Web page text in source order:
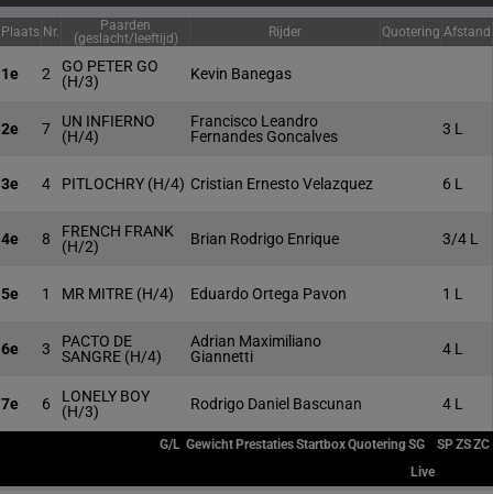
Plaats Nr.
Paarden
(geslacht/leeftijd)
Rijder Quotering Afstand
1e 2
GO PETER GO
(H/3)
Kevin Banegas
2e 7
UN INFIERNO
(H/4)
Francisco Leandro
Fernandes Goncalves
3 L
3e 4 PITLOCHRY (H/4) Cristian Ernesto Velazquez 6 L
4e 8
FRENCH FRANK
(H/2)
Brian Rodrigo Enrique 3/4 L
5e 1 MR MITRE (H/4) Eduardo Ortega Pavon 1 L
6e 3
PACTO DE
SANGRE (H/4)
Adrian Maximiliano
Giannetti
4 L
7e 6
LONELY BOY
(H/3)
Rodrigo Daniel Bascunan 4 L
G/L Gewicht PrestatiesStartboxQuoteringSG SPZSZC
Live